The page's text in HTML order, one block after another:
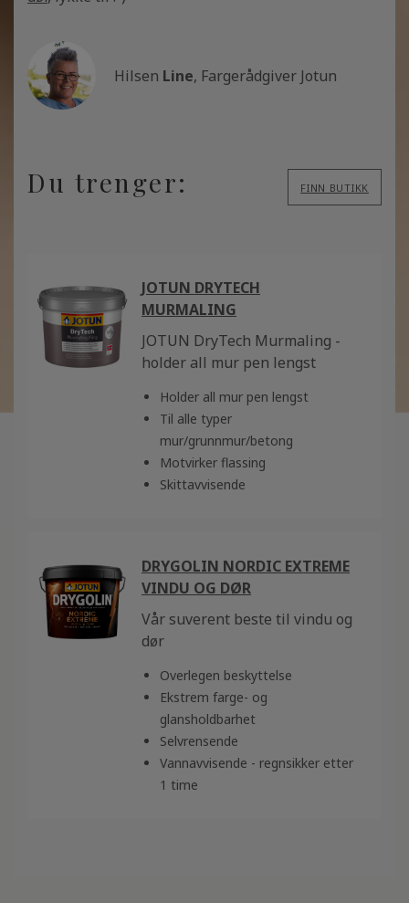
Hilsen Line, Fargerådgiver Jotun
Du trenger: FINN BUTIKK
JOTUN DRYTECH
MURMALING
JOTUN DryTech Murmaling -
holder all mur pen lengst
Holder all mur pen lengst
Til alle typer
mur/grunnmur/betong
Motvirker flassing
Skittavvisende
DRYGOLIN NORDIC EXTREME
VINDU OG DØR
Vår suverent beste til vindu og
dør
Overlegen beskyttelse
Ekstrem farge- og
glansholdbarhet
Selvrensende
Vannavvisende - regnsikker etter
1 time